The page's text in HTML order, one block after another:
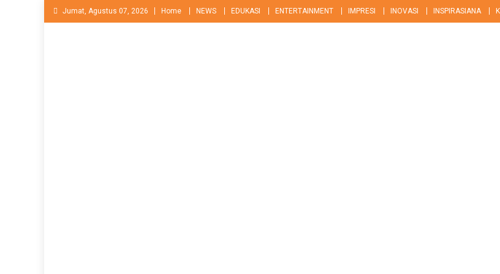
Skip
to
Jumat, Agustus 07, 2026 Home NEWS EDUKASI ENTERTAINMENT IMPRESI INOVASI INSPIRASIANA